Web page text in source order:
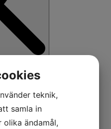
teknik,
samla in
ändamål,